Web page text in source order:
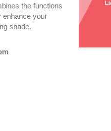
the functions
enhance your
shade.